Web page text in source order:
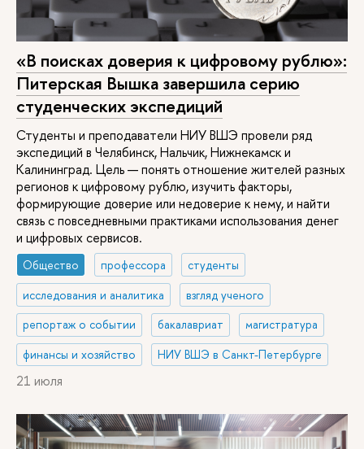
«В поисках доверия к цифровому рублю»:
Питерская Вышка завершила серию
студенческих экспедиций
Студенты и преподаватели НИУ ВШЭ провели ряд
экспедиций в Челябинск, Нальчик, Нижнекамск и
Калининград. Цель — понять отношение жителей разных
регионов к цифровому рублю, изучить факторы,
формирующие доверие или недоверие к нему, и найти
связь с повседневными практиками использования денег
и цифровых сервисов.
Общество профессора
студенты
исследования и аналитика
взгляд ученого
репортаж о событии
бакалавриат
магистратура
финансы и хозяйство
НИУ ВШЭ в Санкт-Петербурге
21 июля